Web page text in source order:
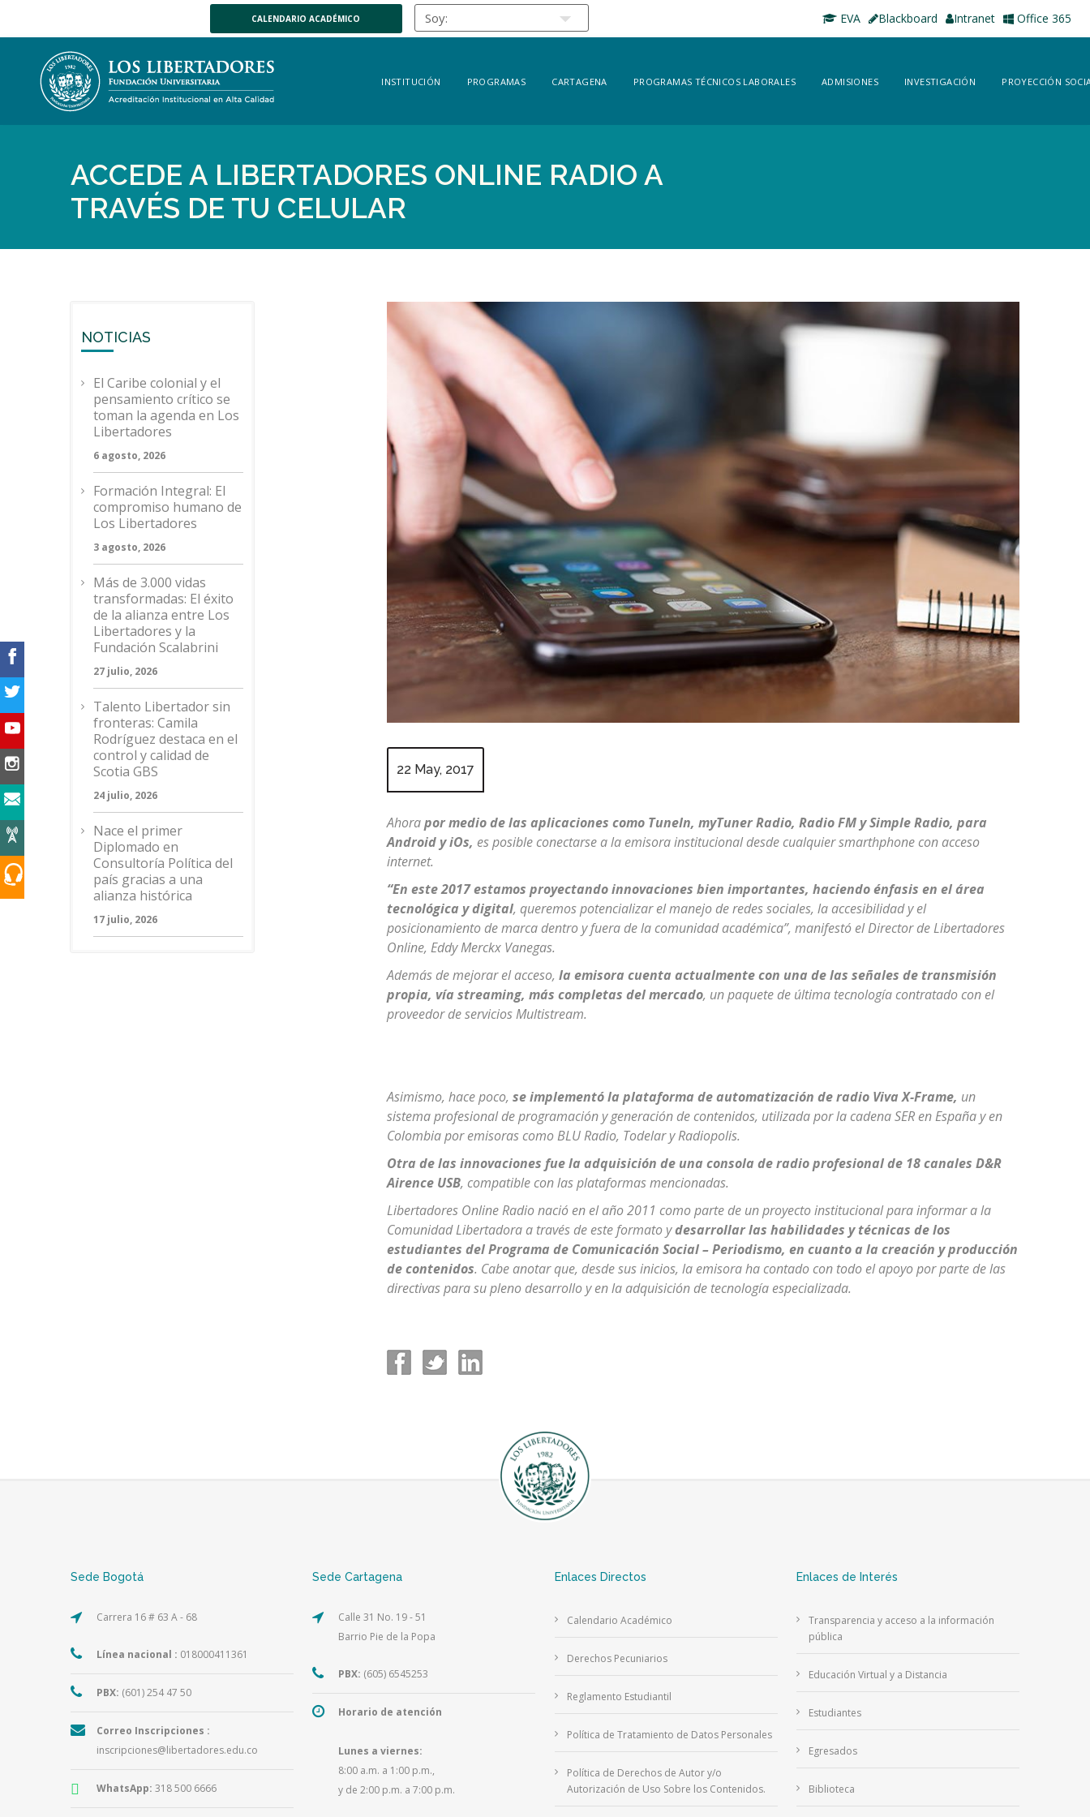
CALENDARIO ACADÉMICO EVA Blackboard Intranet Office 365
INSTITUCIÓN PROGRAMAS CARTAGENA PROGRAMAS TÉCNICOS LABORALES ADMISIONES INVESTIGACIÓN PROYECCIÓN
ACCEDE A LIBERTADORES ONLINE RADIO A
TRAVÉS DE TU CELULAR
22 May, 2017
Ahorapor medio de las aplicaciones como TuneIn, myTuner Radio, Radio FM y Simple Radio, para
Android y iOs, es posible conectarse a la emisora institucional desde cualquier smarthphone con acceso
internet.
“En este 2017 estamos proyectando innovaciones bien importantes, haciendo énfasis en el área
tecnológica y digital, queremos potencializar el manejo de redes sociales, la accesibilidad y el
posicionamiento de marca dentro y fuera de la comunidad académica”, manifestó el Director de Libertadores
Online, Eddy Merckx Vanegas.
Además de mejorar el acceso, la emisora cuenta actualmente con una de las señales de transmisión
propia, vía streaming, más completas del mercado, un paquete de última tecnología contratado con el
proveedor de servicios Multistream.
Asimismo, hace poco, se implementó la plataforma de automatización de radio Viva X-Frame, un
sistema profesional de programación y generación de contenidos, utilizada por la cadena SER en España y en
Colombia por emisoras como BLU Radio, Todelar y Radiopolis.
Otra de las innovaciones fue la adquisición de una consola de radio profesional de 18 canales D&R
Airence USB, compatible con las plataformas mencionadas.
Libertadores Online Radio nació en el año 2011 como parte de un proyecto institucional para informar a la
Comunidad Libertadora a través de este formato ydesarrollar las habilidades y técnicas de los
estudiantes del Programa de Comunicación Social – Periodismo, en cuanto a la creación y producción
de contenidos. Cabe anotar que, desde sus inicios, la emisora ha contado con todo el apoyo por parte de las
directivas para su pleno desarrollo y en la adquisición de tecnología especializada.
NOTICIAS
El Caribe colonial y el
pensamiento crítico se
toman la agenda en Los
Libertadores
6 agosto, 2026
Formación Integral: El
compromiso humano de
Los Libertadores
3 agosto, 2026
Más de 3.000 vidas
transformadas: El éxito
de la alianza entre Los
Libertadores y la
Fundación Scalabrini
27 julio, 2026
Talento Libertador sin
fronteras: Camila
Rodríguez destaca en el
control y calidad de
Scotia GBS
24 julio, 2026
Nace el primer
Diplomado en
Consultoría Política del
país gracias a una
alianza histórica
17 julio, 2026
Sede Bogotá
Carrera 16 # 63 A - 68
Línea nacional : 018000411361
PBX: (601) 254 47 50
Correo Inscripciones :
inscripciones@libertadores.edu.co
WhatsApp: 318 500 6666
Sede Cartagena
Calle 31 No. 19 - 51
Barrio Pie de la Popa
PBX: (605) 6545253
Horario de atención
Lunes a viernes:
8:00 a.m. a 1:00 p.m.,
y de 2:00 p.m. a 7:00 p.m.
Enlaces Directos
Calendario Académico
Derechos Pecuniarios
Reglamento Estudiantil
Política de Tratamiento de Datos Personales
Política de Derechos de Autor y/o
Autorización de Uso Sobre los Contenidos.
Enlaces de Interés
Transparencia y acceso a la información
pública
Educación Virtual y a Distancia
Estudiantes
Egresados
Biblioteca